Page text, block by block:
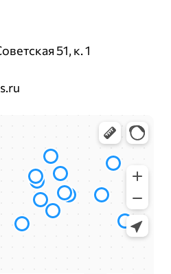
51, к. 1